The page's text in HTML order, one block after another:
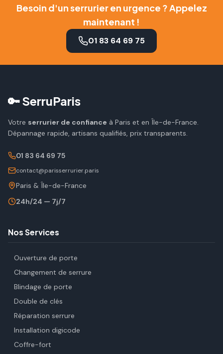
Besoin d'un serrurier en urgence ? Appelez
maintenant !
01 83 64 69 75
🔑 SerruParis
Votre serrurier de confiance à Paris et en Île-de-France.
Dépannage rapide, artisans qualifiés, prix transparents.
01 83 64 69 75
contact@parisserrurier.paris
Paris & Île-de-France
24h/24 — 7j/7
Nos Services
Ouverture de porte
Changement de serrure
Blindage de porte
Double de clés
Réparation serrure
Installation digicode
Coffre-fort